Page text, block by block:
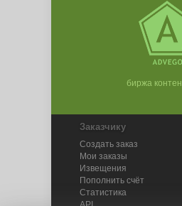
биржа
Заказчику
Создать заказ
Мои заказы
Извещения
Пополнить счёт
Статистика